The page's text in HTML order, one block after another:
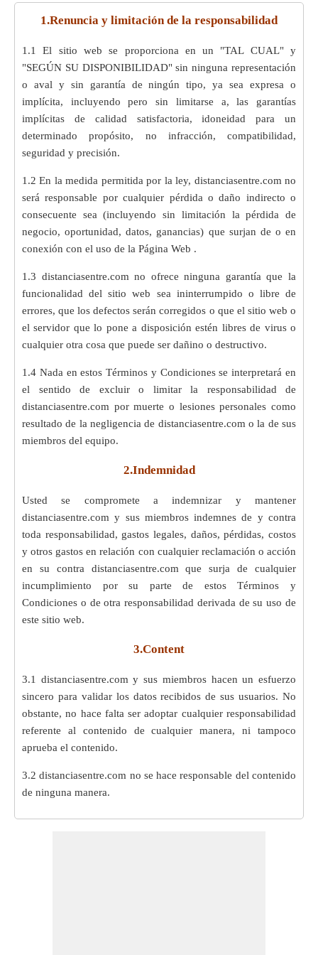
1.Renuncia y limitación de la responsabilidad
1.1 El sitio web se proporciona en un "TAL CUAL" y
"SEGÚN SU DISPONIBILIDAD" sin ninguna representación
o aval y sin garantía de ningún tipo, ya sea expresa o
implícita, incluyendo pero sin limitarse a, las garantías
implícitas de calidad satisfactoria, idoneidad para un
determinado propósito, no infracción, compatibilidad,
seguridad y precisión.
1.2 En la medida permitida por la ley, distanciasentre.com no
será responsable por cualquier pérdida o daño indirecto o
consecuente sea (incluyendo sin limitación la pérdida de
negocio, oportunidad, datos, ganancias) que surjan de o en
conexión con el uso de la Página Web .
1.3 distanciasentre.com no ofrece ninguna garantía que la
funcionalidad del sitio web sea ininterrumpido o libre de
errores, que los defectos serán corregidos o que el sitio web o
el servidor que lo pone a disposición estén libres de virus o
cualquier otra cosa que puede ser dañino o destructivo.
1.4 Nada en estos Términos y Condiciones se interpretará en
el sentido de excluir o limitar la responsabilidad de
distanciasentre.com por muerte o lesiones personales como
resultado de la negligencia de distanciasentre.com o la de sus
miembros del equipo.
2.Indemnidad
Usted se compromete a indemnizar y mantener
distanciasentre.com y sus miembros indemnes de y contra
toda responsabilidad, gastos legales, daños, pérdidas, costos
y otros gastos en relación con cualquier reclamación o acción
en su contra distanciasentre.com que surja de cualquier
incumplimiento por su parte de estos Términos y
Condiciones o de otra responsabilidad derivada de su uso de
este sitio web.
3.Content
3.1 distanciasentre.com y sus miembros hacen un esfuerzo
sincero para validar los datos recibidos de sus usuarios. No
obstante, no hace falta ser adoptar cualquier responsabilidad
referente al contenido de cualquier manera, ni tampoco
aprueba el contenido.
3.2 distanciasentre.com no se hace responsable del contenido
de ninguna manera.